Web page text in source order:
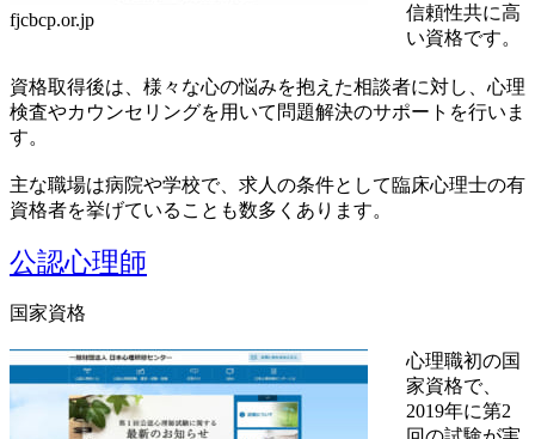
fjcbcp.or.jp
信頼性共に高
い資格です。
資格取得後は、様々な心の悩みを抱えた相談者に対し、心理
検査やカウンセリングを用いて問題解決のサポートを行いま
す。
主な職場は病院や学校で、求人の条件として臨床心理士の有
資格者を挙げていることも数多くあります。
公認心理師
国家資格
心理職初の国
家資格で、
2019年に第2